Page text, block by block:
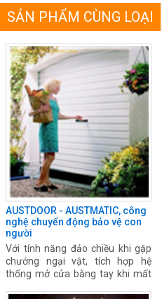
SẢN PHẨM CÙNG LOẠI
AUSTDOOR - AUSTMATIC, công
nghệ chuyển động bảo vệ con
người
Với tính năng đảo chiều khi gặp
chướng ngại vật, tích hợp hệ
thống mở cửa bằng tay khi mất